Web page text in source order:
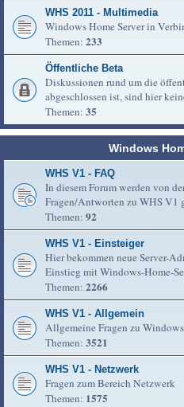
WHS 2011 - Multimedia
Windows Home Server in
Themen: 233
Öffentliche Beta
Diskussionen rund um die
abgeschlossen ist, sind hier
Themen: 35
Windows
WHS V1 - FAQ
In diesem Forum werden von
Fragen/Antworten zu WHS V1
Themen: 92
WHS V1 - Einsteiger
Hier bekommen neue Server-
Einstieg mit Windows-Home-
Themen: 2266
WHS V1 - Allgemein
Allgemeine Fragen zu
Themen: 3521
WHS V1 - Netzwerk
Fragen zum Bereich Netzwerk
Themen: 1575